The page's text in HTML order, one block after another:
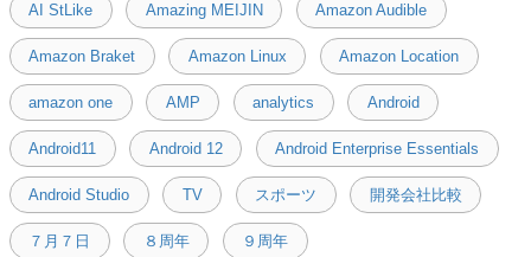
AI StLike Amazing MEIJIN Amazon Audible
Amazon Braket Amazon Linux Amazon Location
amazon one AMP analytics Android
Android11 Android 12 Android Enterprise Essentials
Android Studio TV スポーツ 開発会社比較
７月７日 ８周年 ９周年